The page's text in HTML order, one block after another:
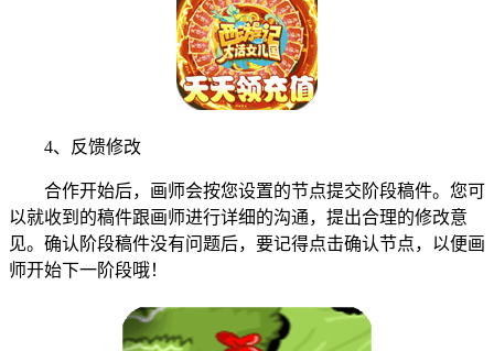
4、反馈修改
合作开始后，画师会按您设置的节点提交阶段稿件。您可
以就收到的稿件跟画师进行详细的沟通，提出合理的修改意
见。确认阶段稿件没有问题后，要记得点击确认节点，以便画
师开始下一阶段哦！